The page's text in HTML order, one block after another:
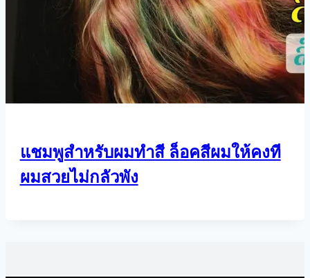
แชมพูสำหรับผมทำสี ล็อคสีผมให้คงที
ผมสวยไม่กลัวพัง